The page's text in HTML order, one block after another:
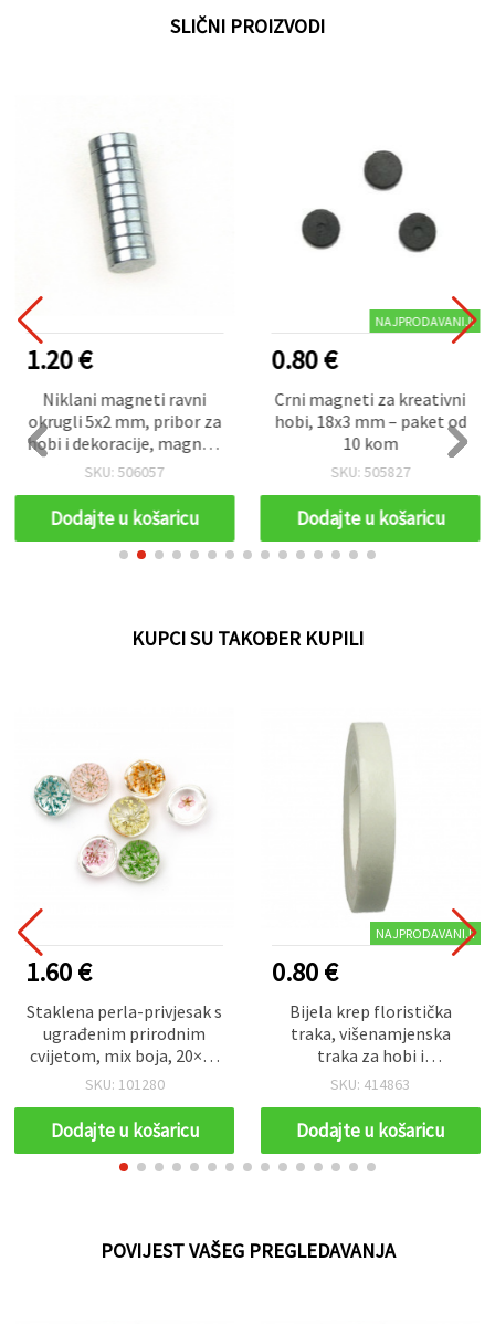
SLIČNI PROIZVODI
1.20 €
Niklani magneti ravni
okrugli 5x2 mm, pribor za
hobi i dekoracije, magneti
za hladnjak – 10 kom
SKU: 506057
Dodajte u košaricu
NAJPRODAVANIJI
0.80 €
Crni magneti za kreativni
hobi, 18x3 mm – paket od
10 kom
SKU: 505827
Dodajte u košaricu
KUPCI SU TAKOĐER KUPILI
1.60 €
Staklena perla-privjesak s
ugrađenim prirodnim
cvijetom, mix boja, 20×16
mm za izradu nakita
SKU: 101280
Dodajte u košaricu
NAJPRODAVANIJI
0.80 €
Bijela krep floristička
traka, višenamjenska
traka za hobi i
rukotvorine, 13 mm x 28
SKU: 414863
Dodajte u košaricu
POVIJEST VAŠEG PREGLEDAVANJA